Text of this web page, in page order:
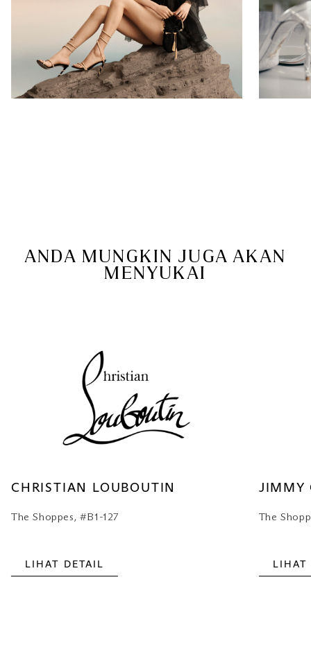
ANDA MUNGKIN JUGA AKAN
MENYUKAI
CHRISTIAN LOUBOUTIN
The Shoppes, #B1-127
LIHAT DETAIL
JIMMY
The
LIHAT